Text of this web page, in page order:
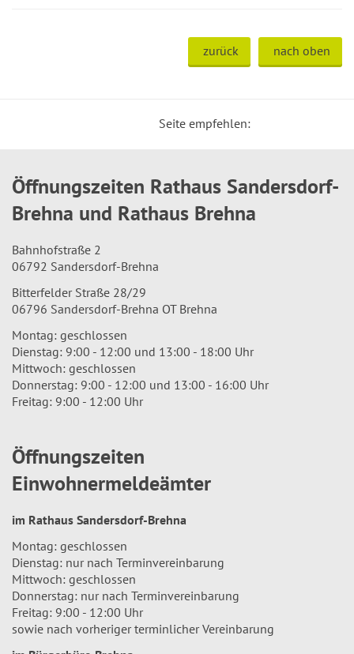
zurück nach oben
Seite empfehlen:
Öffnungszeiten Rathaus Sandersdorf-
Brehna und Rathaus Brehna
Bahnhofstraße 2
06792 Sandersdorf-Brehna
Bitterfelder Straße 28/29
06796 Sandersdorf-Brehna OT Brehna
Montag: geschlossen
Dienstag: 9:00 - 12:00 und 13:00 - 18:00 Uhr
Mittwoch: geschlossen
Donnerstag: 9:00 - 12:00 und 13:00 - 16:00 Uhr
Freitag: 9:00 - 12:00 Uhr
Öffnungszeiten
Einwohnermeldeämter
im Rathaus Sandersdorf-Brehna
Montag: geschlossen
Dienstag: nur nach Terminvereinbarung
Mittwoch: geschlossen
Donnerstag: nur nach Terminvereinbarung
Freitag: 9:00 - 12:00 Uhr
sowie nach vorheriger terminlicher Vereinbarung